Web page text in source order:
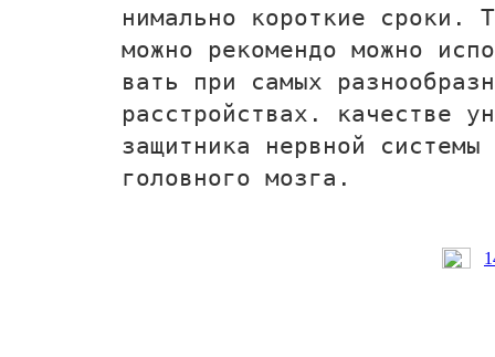
нимально короткие сроки.
можно рекомендо­ можно
вать при самых
расстройствах. качестве
защитника нервной системы
головного мозга.